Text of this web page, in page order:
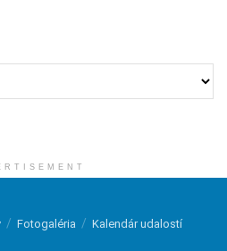
Fotogaléria Kalendár udalostí